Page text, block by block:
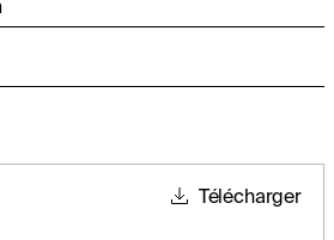
Télécharger